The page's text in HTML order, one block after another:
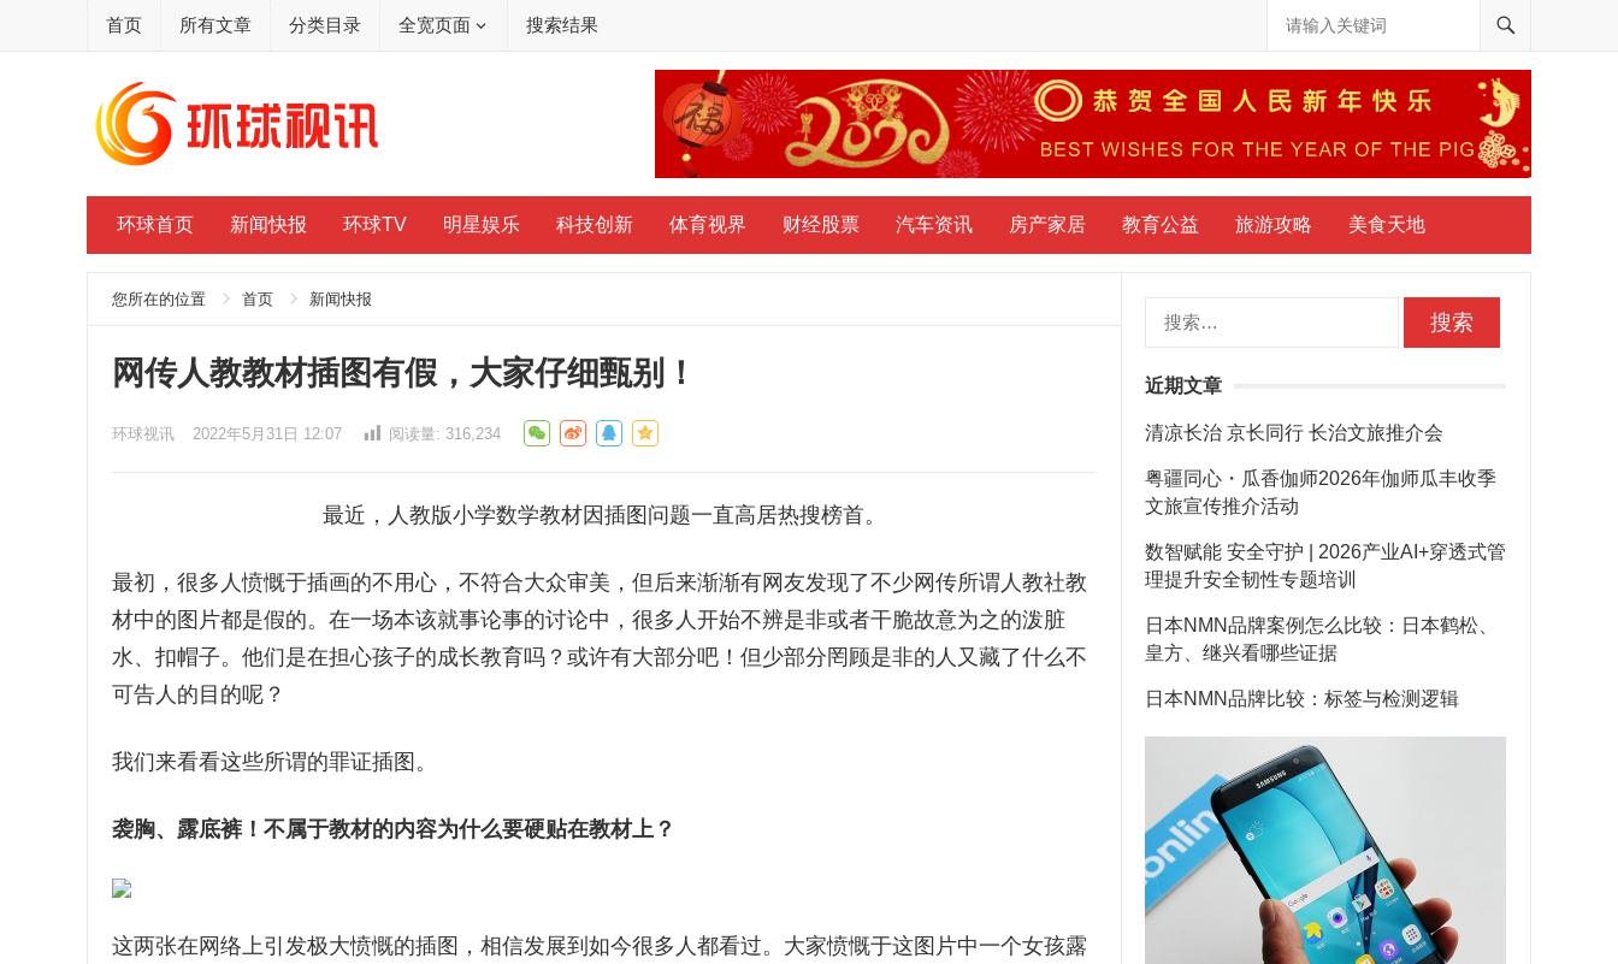
首页 所有文章 分类目录 全宽页面 搜索结果
环球首页 新闻快报 环球TV 明星娱乐 科技创新 体育视界 财经股票 汽车资讯 房产家居 教育公益 旅游攻略 美食天地
您所在的位置 首页 新闻快报
网传人教教材插图有假，大家仔细甄别！
环球视讯 2022年5月31日 12:07 阅读量: 316,234
最近，人教版小学数学教材因插图问题一直高居热搜榜首。
最初，很多人愤慨于插画的不用心，不符合大众审美，但后来渐渐有网友发现了不少网传所谓人教社教
材中的图片都是假的。在一场本该就事论事的讨论中，很多人开始不辨是非或者干脆故意为之的泼脏
水、扣帽子。他们是在担心孩子的成长教育吗？或许有大部分吧！但少部分罔顾是非的人又藏了什么不
可告人的目的呢？
我们来看看这些所谓的罪证插图。
袭胸、 露底裤 ！ 不属于教材的内容为什么要硬贴在教材上 ？
这两张在网络上引发极大愤慨的插图，相信发展到如今很多人都看过。大家愤慨于这图片中一个女孩露
近期文章
清凉长治 京长同行 长治文旅推介会
粤疆同心・瓜香伽师2026年伽师瓜丰收季
文旅宣传推介活动
数智赋能 安全守护 | 2026产业AI+穿透式管
理提升安全韧性专题培训
日本NMN品牌案例怎么比较：日本鹤松、
皇方、继兴看哪些证据
日本NMN品牌比较：标签与检测逻辑